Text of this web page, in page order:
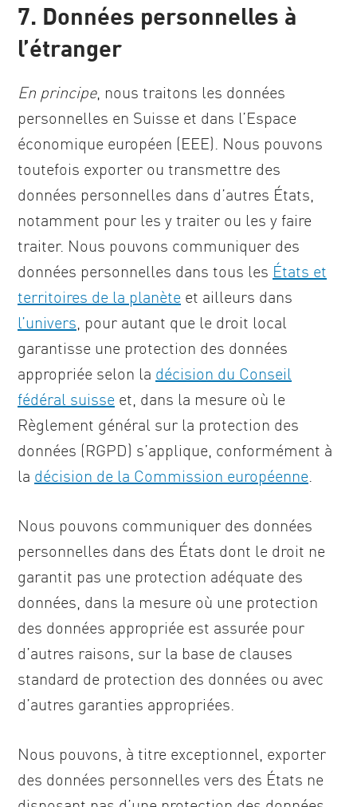
7. Données personnelles à
l’étranger
En principe, nous traitons les données
personnelles en Suisse et dans l’Espace
économique européen (EEE). Nous pouvons
toutefois exporter ou transmettre des
données personnelles dans d’autres États,
notamment pour les y traiter ou les y faire
traiter. Nous pouvons communiquer des
données personnelles dans tous les États et
territoires de la planète et ailleurs dans
l’univers, pour autant que le droit local
garantisse une protection des données
appropriée selon la décision du Conseil
fédéral suisse et, dans la mesure où le
Règlement général sur la protection des
données (RGPD) s’applique, conformément à
la décision de la Commission européenne.
Nous pouvons communiquer des données
personnelles dans des États dont le droit ne
garantit pas une protection adéquate des
données, dans la mesure où une protection
des données appropriée est assurée pour
d’autres raisons, sur la base de clauses
standard de protection des données ou avec
d’autres garanties appropriées.
Nous pouvons, à titre exceptionnel, exporter
des données personnelles vers des États ne